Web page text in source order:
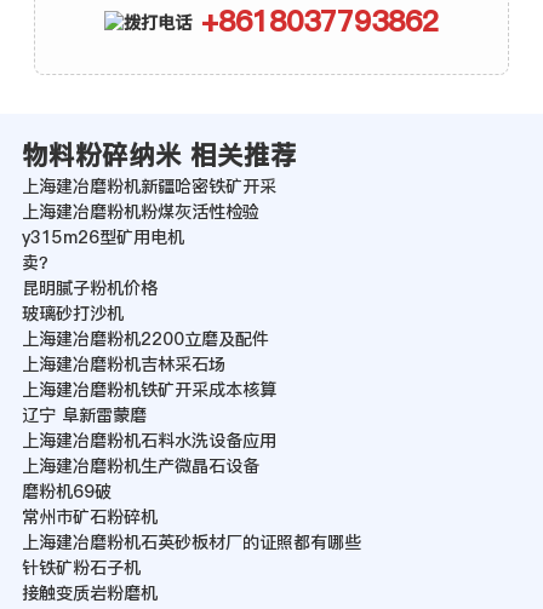
+8618037793862
物料粉碎纳米 相关推荐
上海建冶磨粉机新疆哈密铁矿开采
上海建冶磨粉机粉煤灰活性检验
y315m26型矿用电机
卖？
昆明腻子粉机价格
玻璃砂打沙机
上海建冶磨粉机2200立磨及配件
上海建冶磨粉机吉林采石场
上海建冶磨粉机铁矿开采成本核算
辽宁 阜新雷蒙磨
上海建冶磨粉机石料水洗设备应用
上海建冶磨粉机生产微晶石设备
磨粉机69破
常州市矿石粉碎机
上海建冶磨粉机石英砂板材厂的证照都有哪些
针铁矿粉石子机
接触变质岩粉磨机